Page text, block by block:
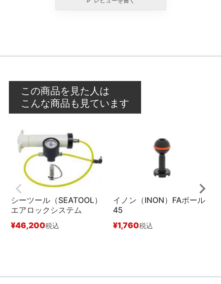
この商品を見た人は
こんな商品も見ています
シーツール（SEATOOL）
エアロックシステム
¥46,200税込
イノン（INON）FAボール
45
¥1,760税込